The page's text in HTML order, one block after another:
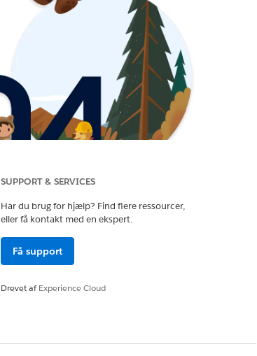
SUPPORT & SERVICES
Har du brug for hjælp? Find flere ressourcer,
eller få kontakt med en ekspert.
Få support
Drevet afExperience Cloud